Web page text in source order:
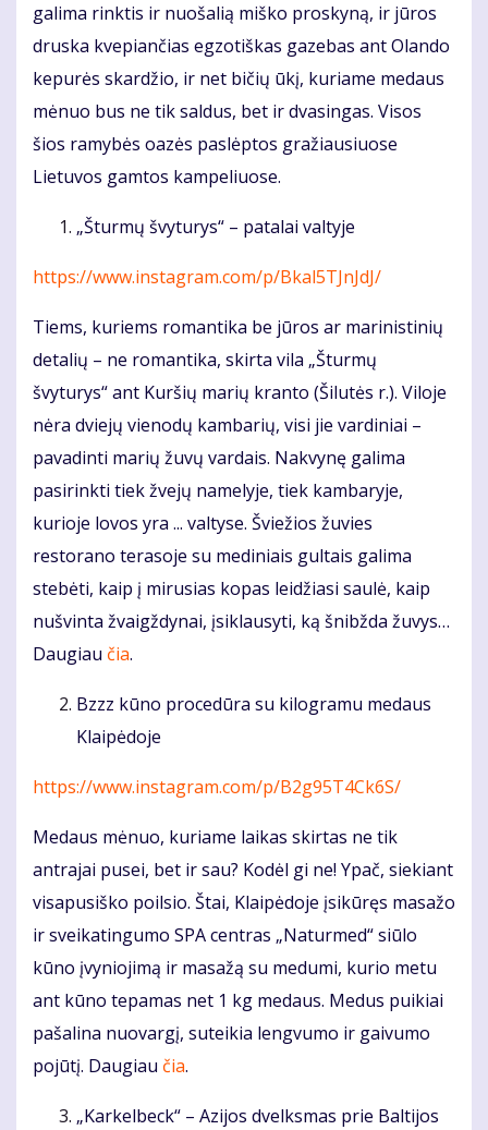
galima rinktis ir nuošalią miško proskyną, ir jūros
druska kvepiančias egzotiškas gazebas ant Olando
kepurės skardžio, ir net bičių ūkį, kuriame medaus
mėnuo bus ne tik saldus, bet ir dvasingas. Visos
šios ramybės oazės paslėptos gražiausiuose
Lietuvos gamtos kampeliuose.
„Šturmų švyturys“ – patalai valtyje
https://www.instagram.com/p/Bkal5TJnJdJ/
Tiems, kuriems romantika be jūros ar marinistinių
detalių – ne romantika, skirta vila „Šturmų
švyturys“ ant Kuršių marių kranto (Šilutės r.). Viloje
nėra dviejų vienodų kambarių, visi jie vardiniai –
pavadinti marių žuvų vardais. Nakvynę galima
pasirinkti tiek žvejų namelyje, tiek kambaryje,
kurioje lovos yra ... valtyse. Šviežios žuvies
restorano terasoje su mediniais gultais galima
stebėti, kaip į mirusias kopas leidžiasi saulė, kaip
nušvinta žvaigždynai, įsiklausyti, ką šnibžda žuvys…
Daugiau čia.
Bzzz kūno procedūra su kilogramu medaus
Klaipėdoje
https://www.instagram.com/p/B2g95T4Ck6S/
Medaus mėnuo, kuriame laikas skirtas ne tik
antrajai pusei, bet ir sau? Kodėl gi ne! Ypač, siekiant
visapusiško poilsio. Štai, Klaipėdoje įsikūręs masažo
ir sveikatingumo SPA centras „Naturmed“ siūlo
kūno įvyniojimą ir masažą su medumi, kurio metu
ant kūno tepamas net 1 kg medaus. Medus puikiai
pašalina nuovargį, suteikia lengvumo ir gaivumo
pojūtį. Daugiau čia.
„Karkelbeck“ – Azijos dvelksmas prie Baltijos